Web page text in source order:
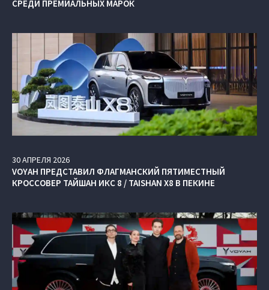
СРЕДИ ПРЕМИАЛЬНЫХ МАРОК
30АПРЕЛЯ 2026
VOYAH ПРЕДСТАВИЛ ФЛАГМАНСКИЙ ПЯТИМЕСТНЫЙ
КРОССОВЕР ТАЙШАН ИКС 8 / TAISHAN X8 В ПЕКИНЕ